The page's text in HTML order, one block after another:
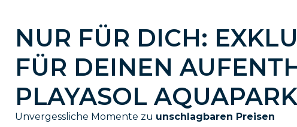
NUR FÜR DICH:
FÜR DEINEN
PLAYASOL
Unvergessliche Momente zu unschlagbaren Preisen